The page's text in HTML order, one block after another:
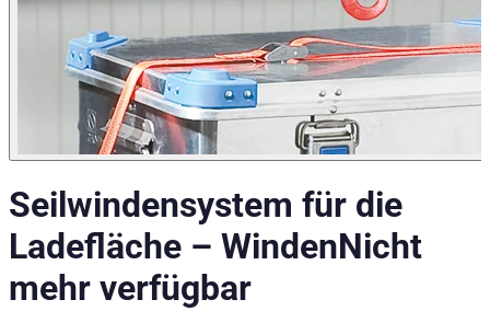
Seilwindensystem für die
Ladefläche – WindenNicht
mehr verfügbar